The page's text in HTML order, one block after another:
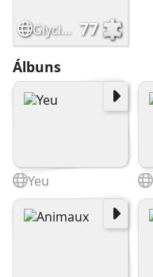
Glycine-blanche 77
Álbuns
Yeu